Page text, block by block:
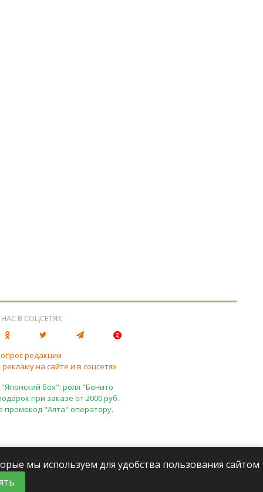
В СОЦСЕТЯХ
редакции
на сайте и в соцсетях
бох": ролл "Бонито
при заказе от 2000 руб.
промокод "Алта" оператору.
мы используем для удобства пользования сайтом